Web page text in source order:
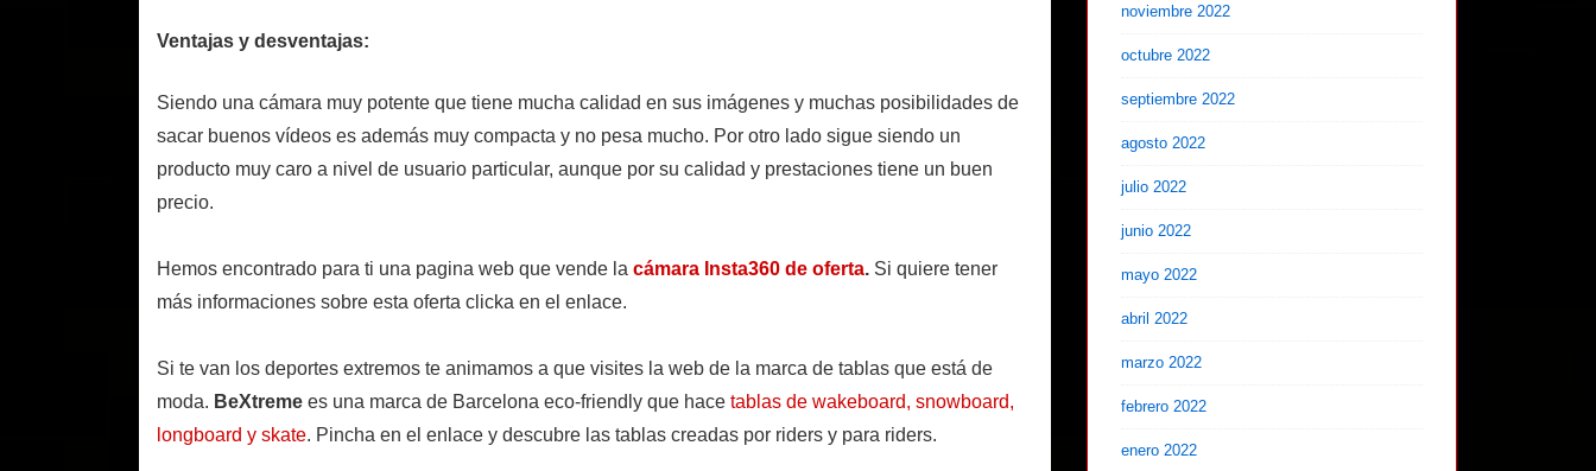
Ventajas y desventajas:
Siendo una cámara muy potente que tiene mucha calidad en sus imágenes y muchas posibilidades de
sacar buenos vídeos es además muy compacta y no pesa mucho. Por otro lado sigue siendo un
producto muy caro a nivel de usuario particular, aunque por su calidad y prestaciones tiene un buen
precio.
Hemos encontrado para ti una pagina web que vende la cámara Insta360 de oferta. Si quiere tener
más informaciones sobre esta oferta clicka en el enlace.
Si te van los deportes extremos te animamos a que visites la web de la marca de tablas que está de
moda. BeXtreme es una marca de Barcelona eco-friendly que hace tablas de wakeboard, snowboard,
longboard y skate. Pincha en el enlace y descubre las tablas creadas por riders y para riders.
noviembre 2022
octubre 2022
septiembre 2022
agosto 2022
julio 2022
junio 2022
mayo 2022
abril 2022
marzo 2022
febrero 2022
enero 2022